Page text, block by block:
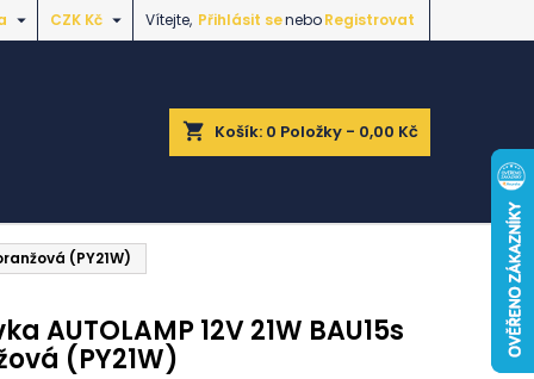
Vítejte, Přihlásit seneboRegistrovat
CZK Kč 

shopping_cart Košík: 0 Položky - 0,00 Kč
(PY21W)
AUTOLAMP 12V 21W BAU15s
(PY21W)